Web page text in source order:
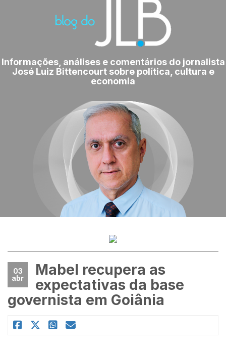
Informações, análises e comentários do jornalista
José Luiz Bittencourt sobre política, cultura e
economia
03
abr
Mabel recupera as
expectativas da base
governista em Goiânia